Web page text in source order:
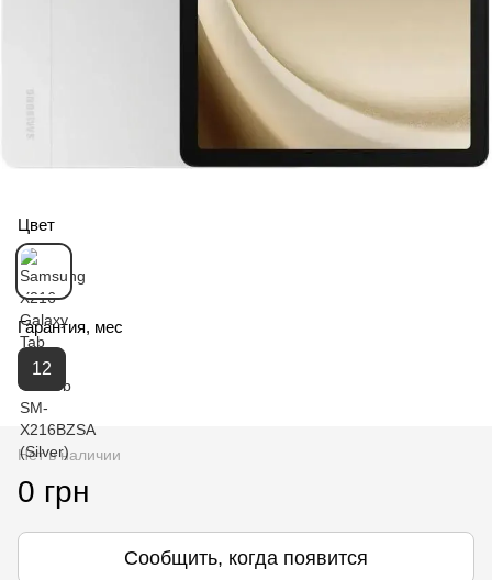
Цвет
Гарантия, мес
12
Нет в наличии
0 грн
Сообщить, когда появится